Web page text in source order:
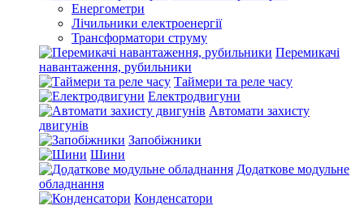
Енергометри
Лічильники електроенергії
Трансформатори струму
Перемикачі
навантаження, рубильники
Таймери та реле часу
Електродвигуни
Автомати захисту
двигунів
Запобіжники
Шини
Додаткове модульне
обладнання
Конденсатори